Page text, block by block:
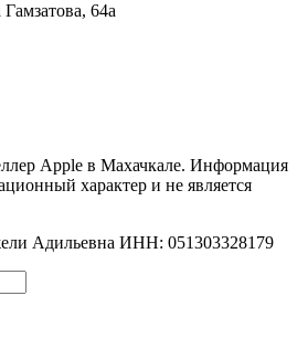
64а
Apple в Махачкале. Информация
характер и не является
Адильевна ИНН: 051303328179